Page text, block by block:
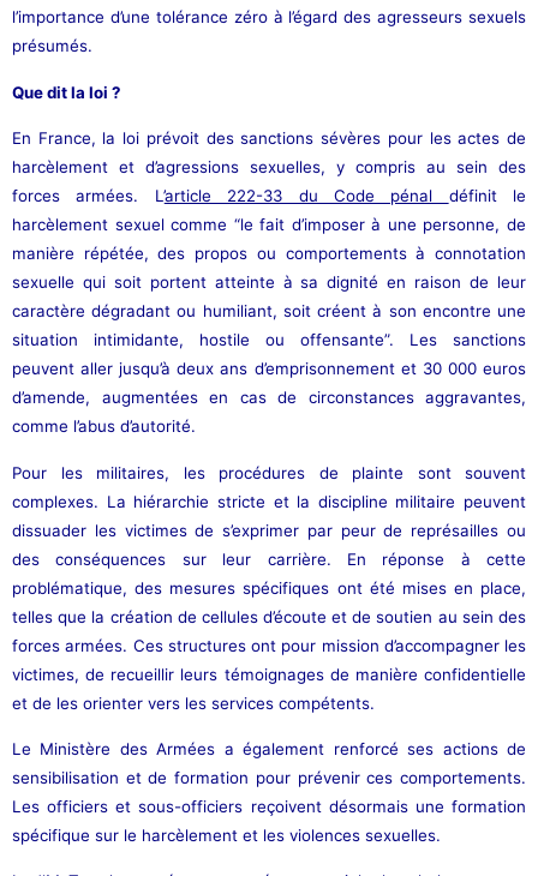
l’importance d’une tolérance zéro à l’égard des agresseurs sexuels
présumés.
Que dit la loi ?
En France, la loi prévoit des sanctions sévères pour les actes de
harcèlement et d’agressions sexuelles, y compris au sein des
forces armées. L’article 222-33 du Code pénal définit le
harcèlement sexuel comme “le fait d’imposer à une personne, de
manière répétée, des propos ou comportements à connotation
sexuelle qui soit portent atteinte à sa dignité en raison de leur
caractère dégradant ou humiliant, soit créent à son encontre une
situation intimidante, hostile ou offensante”. Les sanctions
peuvent aller jusqu’à deux ans d’emprisonnement et 30 000 euros
d’amende, augmentées en cas de circonstances aggravantes,
comme l’abus d’autorité.
Pour les militaires, les procédures de plainte sont souvent
complexes. La hiérarchie stricte et la discipline militaire peuvent
dissuader les victimes de s’exprimer par peur de représailles ou
des conséquences sur leur carrière. En réponse à cette
problématique, des mesures spécifiques ont été mises en place,
telles que la création de cellules d’écoute et de soutien au sein des
forces armées. Ces structures ont pour mission d’accompagner les
victimes, de recueillir leurs témoignages de manière confidentielle
et de les orienter vers les services compétents.
Le Ministère des Armées a également renforcé ses actions de
sensibilisation et de formation pour prévenir ces comportements.
Les officiers et sous-officiers reçoivent désormais une formation
spécifique sur le harcèlement et les violences sexuelles.